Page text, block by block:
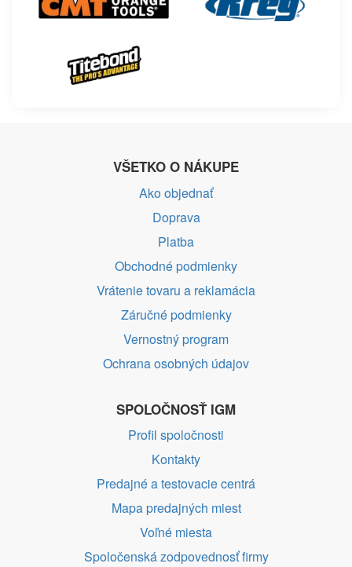
VŠETKO O NÁKUPE
Ako objednať
Doprava
Platba
Obchodné podmienky
Vrátenie tovaru a reklamácia
Záručné podmienky
Vernostný program
Ochrana osobných údajov
SPOLOČNOSŤ IGM
Profil spoločnosti
Kontakty
Predajné a testovacie centrá
Mapa predajných miest
Voľné miesta
Spoločenská zodpovednosť firmy